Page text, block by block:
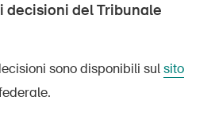
decisioni del Tribunale
sono disponibili sulsito